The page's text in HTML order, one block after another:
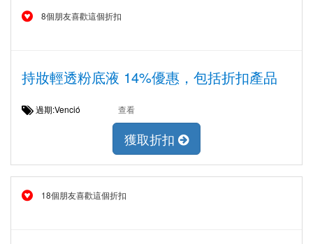
8個朋友喜歡這個折扣
持妝輕透粉底液 14%優惠，包括折扣產品
過期:Venció 查看
獲取折扣
18個朋友喜歡這個折扣